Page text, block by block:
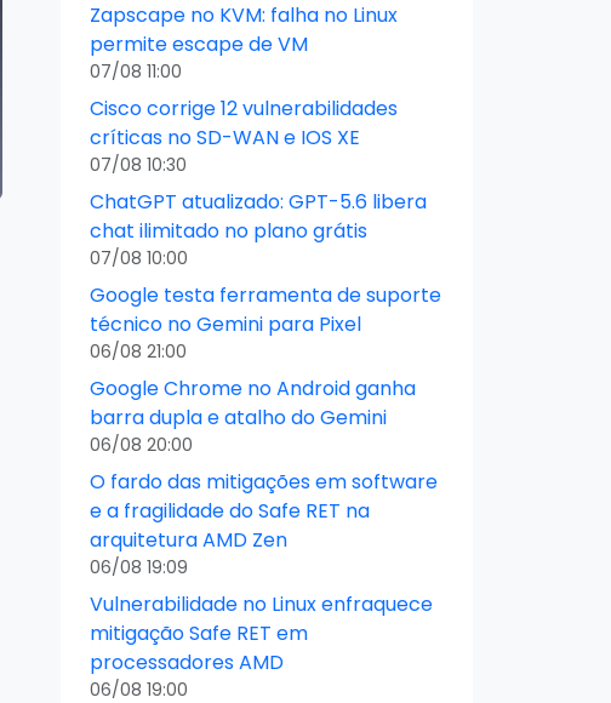
Zapscape no KVM: falha no Linux
permite escape de VM
07/08 11:00
Cisco corrige 12 vulnerabilidades
críticas no SD-WAN e IOS XE
07/08 10:30
ChatGPT atualizado: GPT-5.6 libera
chat ilimitado no plano grátis
07/08 10:00
Google testa ferramenta de suporte
técnico no Gemini para Pixel
06/08 21:00
Google Chrome no Android ganha
barra dupla e atalho do Gemini
06/08 20:00
O fardo das mitigações em software
e a fragilidade do Safe RET na
arquitetura AMD Zen
06/08 19:09
Vulnerabilidade no Linux enfraquece
mitigação Safe RET em
processadores AMD
06/08 19:00